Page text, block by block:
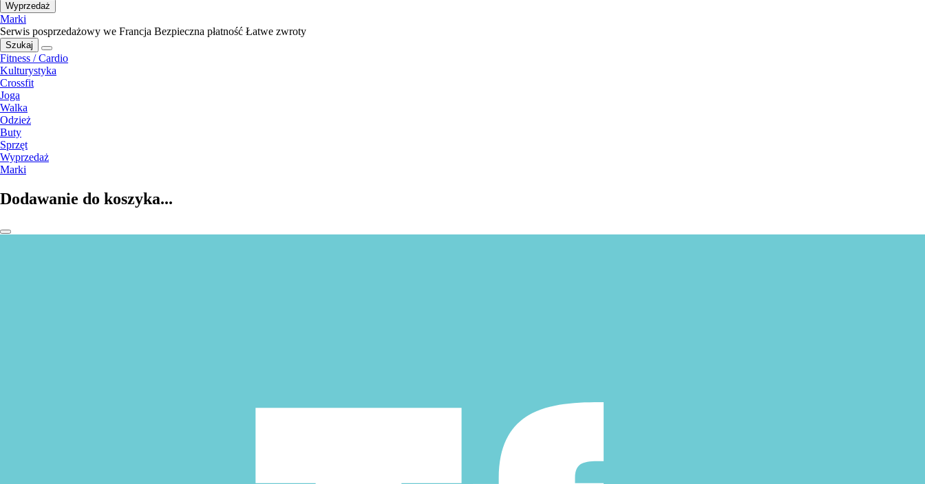
Wyprzedaż
Marki
Serwis posprzedażowy we Francja Bezpieczna płatność Łatwe zwroty
Szukaj
Fitness / Cardio
Kulturystyka
Crossfit
Joga
Walka
Odzież
Buty
Sprzęt
Wyprzedaż
Marki
Dodawanie do koszyka...